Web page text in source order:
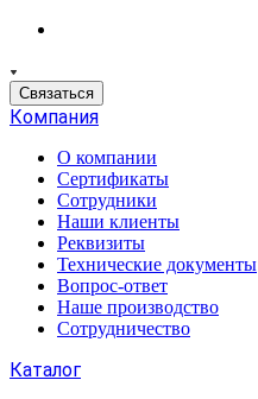
Связаться
Компания
О компании
Сертификаты
Сотрудники
Наши клиенты
Реквизиты
Технические документы
Вопрос-ответ
Наше производство
Сотрудничество
Каталог